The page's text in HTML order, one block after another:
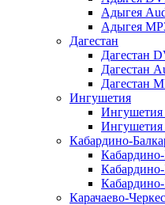
Адыгея
Адыгея
Дагестан
Дагестан
Дагестан
Дагестан
Ингушетия
Ингушетия
Кабардино-
Карачаево-